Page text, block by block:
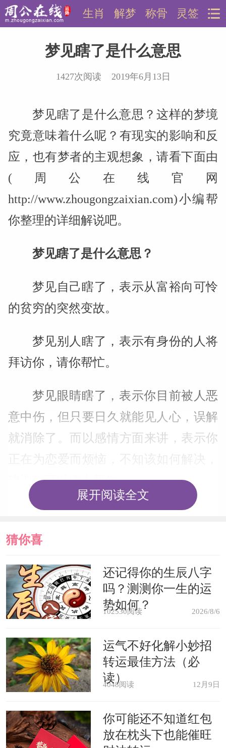
灵签
称骨
解梦
生肖
梦见瞎了是什么意思
1427次阅读 2019年6月13日
梦见瞎了是什么意思？这样的梦境
究竟意味着什么呢？有现实的影响和反
应，也有梦者的主观想象，请看下面由
(周公在线官网
http://www.zhougongzaixian.com)小编帮
你整理的详细解说吧。
梦见瞎了是什么意思？
梦见自己瞎了，表示从富裕向可怜
的贫穷的突然变故。
梦见别人瞎了，表示有身份的人将
拜访你，请你帮忙。
梦见眼睛瞎了，表示你目前被人恶
意中伤，但只要日久就能见人心，误解
就消除了。而以感情方面来讲，表示你
建议你可以请人帮你。
梦见眼睛变瞎，表示交友中稍有误
会。由于你跟谁都能和睦相处，将会引
但这显然属于误会，所以，不必介意，
尽量保持同样的心情去待人接物。
兆，表示在近期可能会变成穷光蛋，要
小心你的荷包。而也在警告你，目前你
处理事情的态度有些偏差了，无法看到
事实，也许会做出一些令自己后悔的决
定。
展开阅读全文
猜你喜
欢
还记得你的生辰八字
吗？测测你一生的运
势如何？
102530阅读 2026/8/6
运气不好化解小妙招
转运最佳方法（必
读）
4048阅读 12月9日
你可能还不知道红包
放在枕头下也能催旺